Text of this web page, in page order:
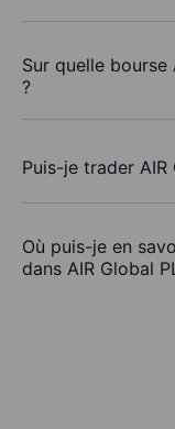
Sur quelle
?
Puis-je trader AIR
Où puis-je en
dans AIR Global